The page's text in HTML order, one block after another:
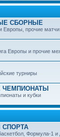
СБОРНЫЕ
Европы, прочие
Европы и прочие
турниры
ЧЕМПИОНАТЫ
и кубки
СПОРТА
Формула-1 и